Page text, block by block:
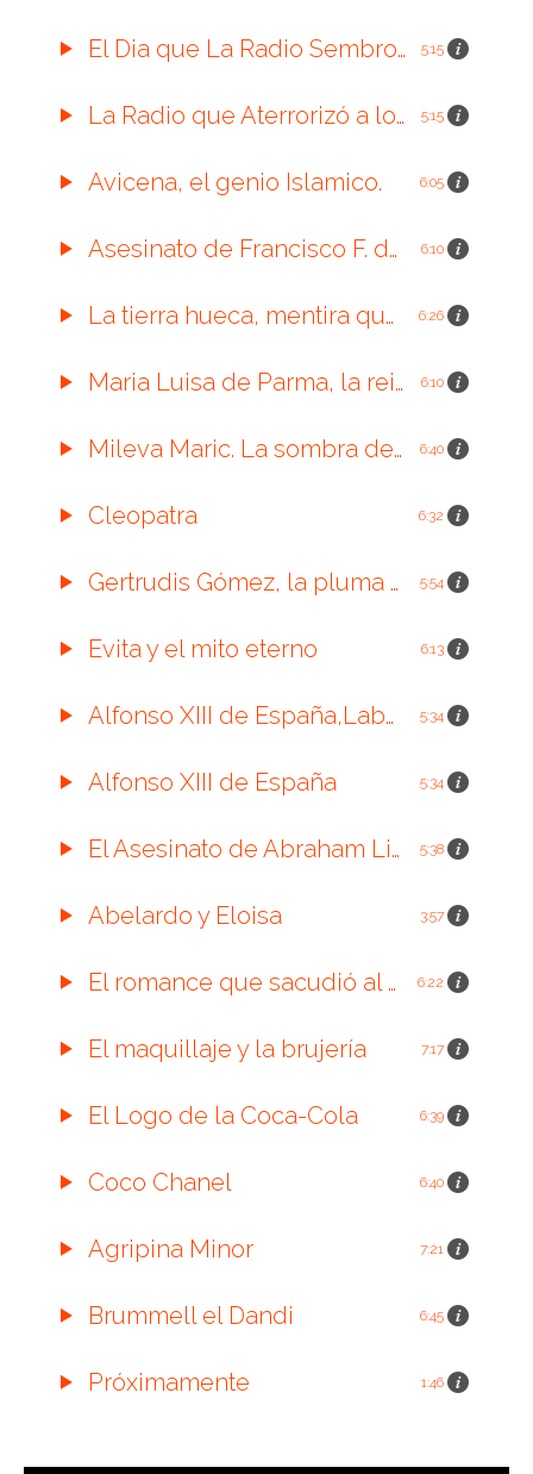
El Dia que La Radio Sembro el Panico en los Estados Unidos. 5:15
La Radio que Aterrorizó a los E.E.UU. 5:15
Avicena, el genio Islamico. 6:05
Asesinato de Francisco F. de Habsburgo. 6:10
La tierra hueca, mentira que encendió la imaginación. 6:26
Maria Luisa de Parma, la reina difamada. 6:10
Mileva Maric. La sombra detrás del genio. 6:40
Cleopatra 6:32
Gertrudis Gómez, la pluma que desafió la esclavitud 5:54
Evita y el mito eterno 6:13
Alfonso XIII de España,Labor Humanitaria. 5:34
Alfonso XIII de España 5:34
El Asesinato de Abraham Lincoln 5:38
Abelardo y Eloisa 3:57
El romance que sacudió al mundo 6:22
El maquillaje y la brujería 7:17
El Logo de la Coca-Cola 6:39
Coco Chanel 6:40
Agripina Minor 7:21
Brummell el Dandi 6:45
Próximamente 1:46